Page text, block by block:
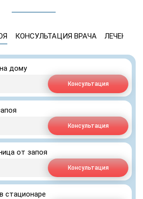
КОНСУЛЬТАЦИЯ ВРАЧА ЛЕЧЕНИЕ
дому
Консультация
Консультация
от запоя
Консультация
стационаре